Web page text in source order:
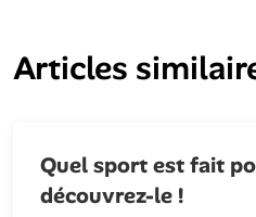
Articles
Quel sport est fait
découvrez-le !